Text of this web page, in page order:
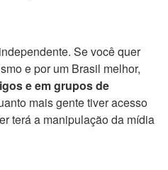
Se você quer
e por um Brasil melhor,
e em grupos de
mais gente tiver acesso
terá a manipulação da mídia